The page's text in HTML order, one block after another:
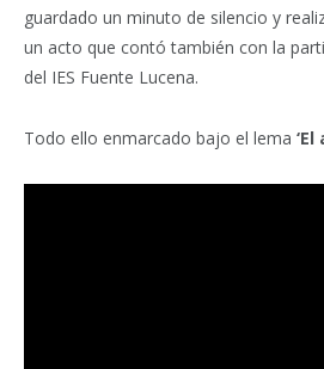
guardado un minuto de silencio y
un acto que contó también con la
del IES Fuente Lucena.
Todo ello enmarcado bajo el lema